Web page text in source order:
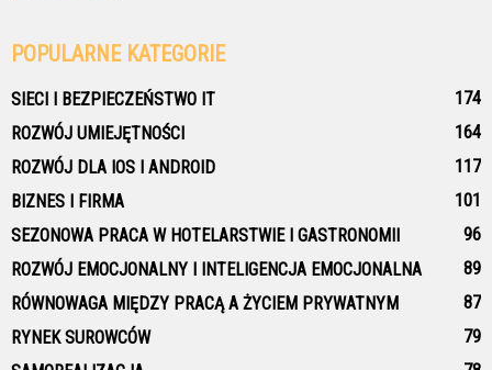
POPULARNE KATEGORIE
SIECI I BEZPIECZEŃSTWO IT
174
ROZWÓJ UMIEJĘTNOŚCI
164
ROZWÓJ DLA IOS I ANDROID
117
BIZNES I FIRMA
101
SEZONOWA PRACA W HOTELARSTWIE I GASTRONOMII
96
ROZWÓJ EMOCJONALNY I INTELIGENCJA EMOCJONALNA
89
RÓWNOWAGA MIĘDZY PRACĄ A ŻYCIEM PRYWATNYM
87
RYNEK SUROWCÓW
79